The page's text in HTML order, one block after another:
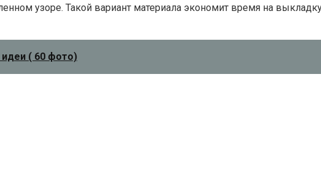
узоре. Такой вариант материала экономит время на
( 60 фото)